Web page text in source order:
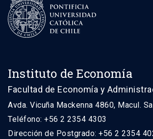
Instituto de Economía
Facultad de Economía y
Avda. Vicuña Mackenna 4860, Macul.
Teléfono: +56 2 2354 4303
Dirección de Postgrado: +56 2 2354